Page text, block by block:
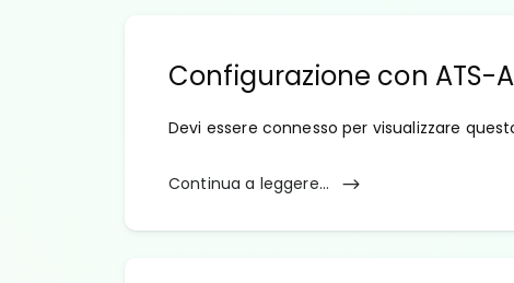
Configurazione con ATS-
Devi essere connesso per visualizzare
Continua a leggere...